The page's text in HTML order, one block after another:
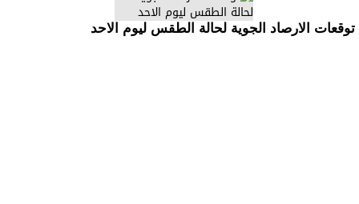
توقعات الارصاد الجوية لحالة الطقس ليوم الاحد